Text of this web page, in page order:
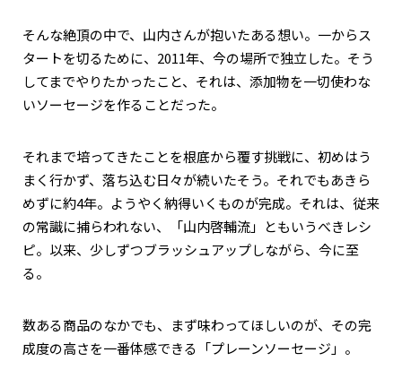
そんな絶頂の中で、山内さんが抱いたある想い。一からス
タートを切るために、2011年、今の場所で独立した。そう
してまでやりたかったこと、それは、添加物を一切使わな
いソーセージを作ることだった。
それまで培ってきたことを根底から覆す挑戦に、初めはう
まく行かず、落ち込む日々が続いたそう。それでもあきら
めずに約4年。ようやく納得いくものが完成。それは、従来
の常識に捕らわれない、「山内啓輔流」ともいうべきレシ
ピ。以来、少しずつブラッシュアップしながら、今に至
る。
数ある商品のなかでも、まず味わってほしいのが、その完
成度の高さを一番体感できる「プレーンソーセージ」。